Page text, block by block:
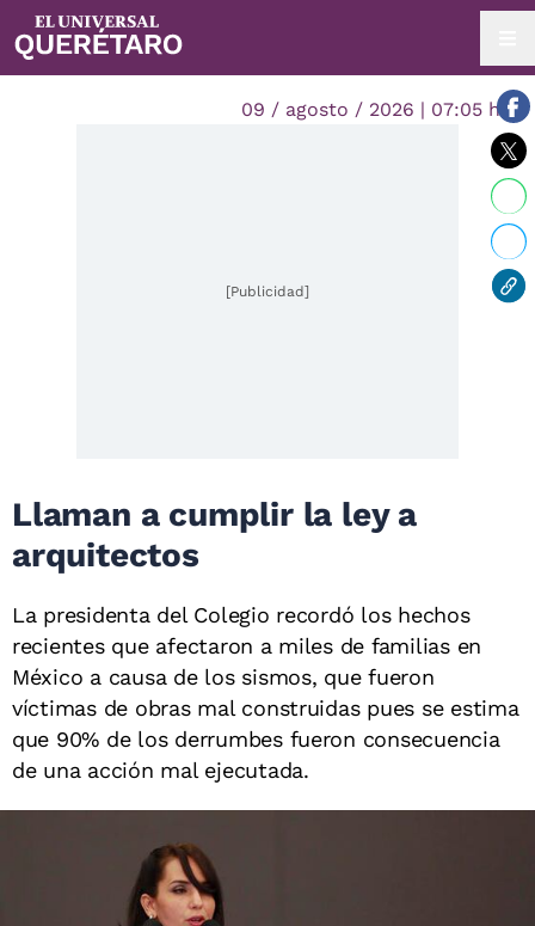
09 / agosto / 2026 | 07:05 hrs.
[Publicidad]
Llaman a cumplir la ley a
arquitectos
La presidenta del Colegio recordó los hechos
recientes que afectaron a miles de familias en
México a causa de los sismos, que fueron
víctimas de obras mal construidas pues se estima
que 90% de los derrumbes fueron consecuencia
de una acción mal ejecutada.